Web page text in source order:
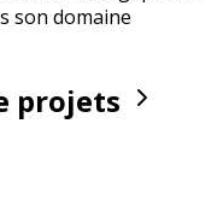
son domaine
projets